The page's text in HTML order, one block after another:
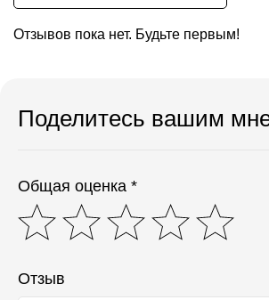
Отзывов пока нет. Будьте первым!
Поделитесь вашим
Общая оценка *
Отзыв